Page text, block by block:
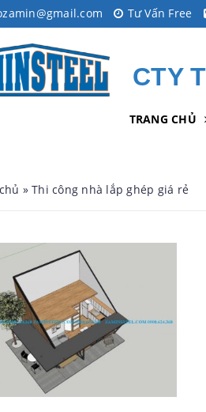
Tư Vấn Free
CTY
TRANG CHỦ
» Thi công nhà lắp ghép giá rẻ